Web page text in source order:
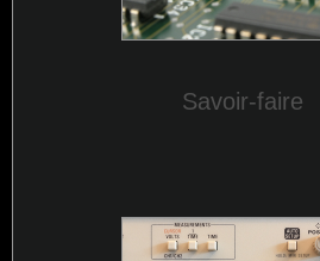
Savoir-faire